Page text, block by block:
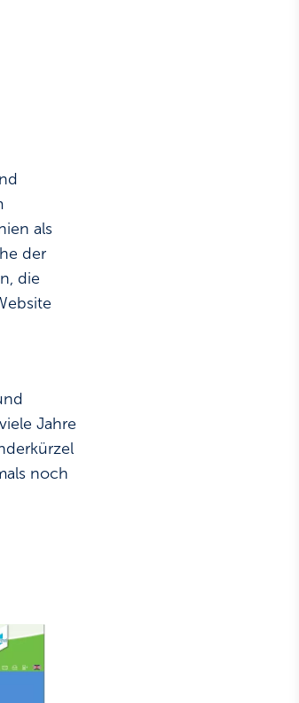
als
der
die
Jahre
noch